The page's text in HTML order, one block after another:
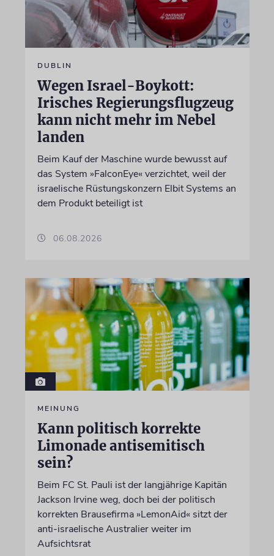
DUBLIN
Wegen Israel-Boykott:
Irisches Regierungsflugzeug
kann nicht mehr im Nebel
landen
Beim Kauf der Maschine wurde bewusst auf
das System »FalconEye« verzichtet, weil der
israelische Rüstungskonzern Elbit Systems an
dem Produkt beteiligt ist
06.08.2026
MEINUNG
Kann politisch korrekte
Limonade antisemitisch
sein?
Beim FC St. Pauli ist der langjährige Kapitän
Jackson Irvine weg, doch bei der politisch
korrekten Brausefirma »LemonAid« sitzt der
anti-israelische Australier weiter im
Aufsichtsrat